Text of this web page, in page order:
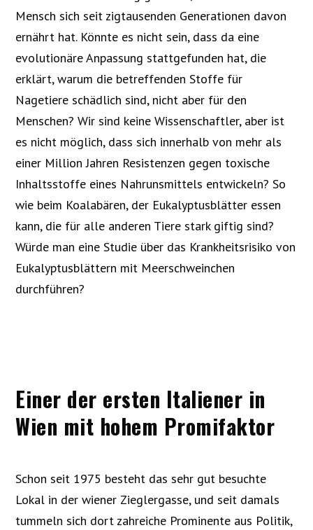
Mensch sich seit zigtausenden Generationen davon
ernährt hat. Könnte es nicht sein, dass da eine
evolutionäre Anpassung stattgefunden hat, die
erklärt, warum die betreffenden Stoffe für
Nagetiere schädlich sind, nicht aber für den
Menschen? Wir sind keine Wissenschaftler, aber ist
es nicht möglich, dass sich innerhalb von mehr als
einer Million Jahren Resistenzen gegen toxische
Inhaltsstoffe eines Nahrunsmittels entwickeln? So
wie beim Koalabären, der Eukalyptusblätter essen
kann, die für alle anderen Tiere stark giftig sind?
Würde man eine Studie über das Krankheitsrisiko von
Eukalyptusblättern mit Meerschweinchen
durchführen?
Einer der ersten Italiener in
Wien mit hohem Promifaktor
Schon seit 1975 besteht das sehr gut besuchte
Lokal in der wiener Zieglergasse, und seit damals
tummeln sich dort zahreiche Prominente aus Politik,